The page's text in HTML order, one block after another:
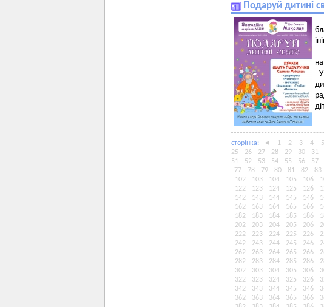
Подаруй дитині
сторiнка: ◄ 1 2 3 4 5
25
26 27 28 29 30 31
51
52 53 54 55 56 57
77
78 79 80 81 82 83
102
103 104 105 106
122
123 124 125 126
142
143 144 145 146
162
163 164 165 166
182
183 184 185 186
202
203 204 205 206
222
223 224 225 226
242
243 244 245 246
262
263 264 265 266
282
283 284 285 286
302
303 304 305 306
322
323 324 325 326
342
343 344 345 346
362
363 364 365 366